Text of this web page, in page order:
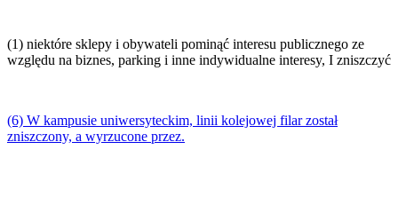
(1) niektóre sklepy i obywateli pominąć interesu publicznego ze
względu na biznes, parking i inne indywidualne interesy, I zniszczyć
(6) W kampusie uniwersyteckim, linii kolejowej filar został
zniszczony, a wyrzucone przez.